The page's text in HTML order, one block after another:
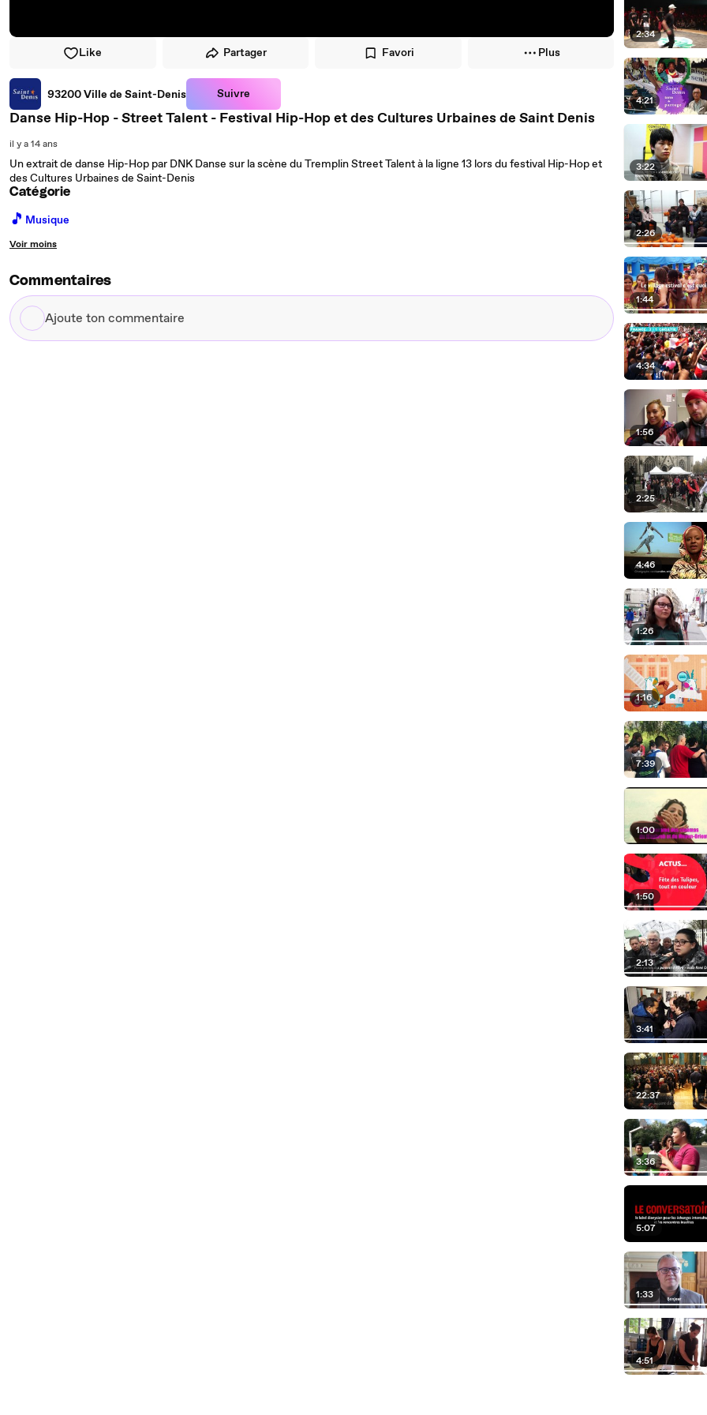
Like Partager Favori Plus
93200 Ville de Saint-Denis Suivre
Danse Hip-Hop - Street Talent - Festival Hip-Hop et des Cultures Urbaines de Saint Denis
il y a 14 ans
Un extrait de danse Hip-Hop par DNK Danse sur la scène du Tremplin Street Talent à la ligne 13 lors du festival Hip-Hop et
des Cultures Urbaines de Saint-Denis
Catégorie
🎵 Musique
Voir moins
Commentaires
Ajoute
ton
2:34
4:21
3:22
2:26
1:44
4:34
1:56
2:25
4:46
1:26
1:16
7:39
1:00
1:50
2:13
3:41
22:37
3:36
5:07
1:33
4:51